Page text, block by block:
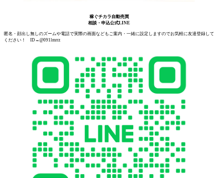
稼ぐチカラ自動売買
相談・申込公式LINE
匿名・顔出し無しのズームや電話で実際の画面などもご案内・一緒に設定しますのでお気軽に友達登録して
ください！ ID→@091lmrrz